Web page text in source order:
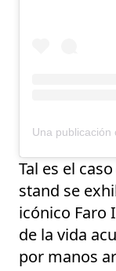
Tal es el
stand se
icónico Faro
de la vida
por manos